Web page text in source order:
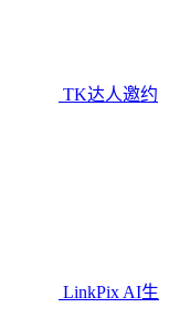
TK达人邀约
LinkPix AI生